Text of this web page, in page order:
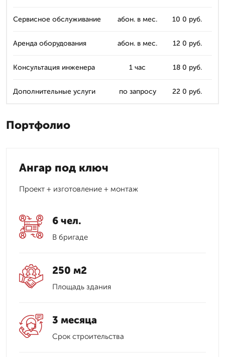
Сервисное обслуживание абон. в мес. 10 0 руб.
Аренда оборудования абон. в мес. 12 0 руб.
Консультация инженера 1 час 18 0 руб.
Дополнительные услуги по запросу 22 0 руб.
Портфолио
Ангар под ключ
Проект + изготовление + монтаж
6 чел.
В бригаде
250 м2
Площадь здания
3 месяца
Срок строительства